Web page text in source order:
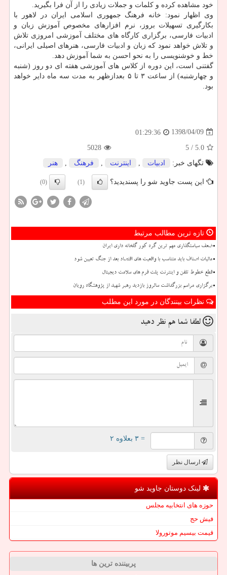
خود مشاهده كرده و كلمات و جملات زیادی را از آن فرا بگیرید.
وی اظهار نمود: خانه فرهنگ جمهوری اسلامی ایران در لاهور با
بكارگیری تسهیلات بروز، نرم افزارهای مخصوص آموزش زبان و
ادبیات فارسی، برگزاری كارگاه های مختلف آموزشی امروزی تلاش
و تلاش خواهد نمود كه زبان و ادبیات فارسی، هنرهای اصیلی ایرانی،
خط و خوشنویسی را به نحو احسن به شما آموزش دهد.
گفتنی است، این دوره از كلاس های آموزشی هفته ای دو روز (شنبه
و چهارشنبه) از ساعت ۳ تا ۵ بعدازظهر به مدت سه ماه دایر خواهد
بود.
1398/04/09
01:29:36
5.0
/ 5
5028
تگهای خبر:
ادبیات , اینترنت , فرهنگ , هنر
این پست جاوید شو را پسندیدید؟ (1)
(0)
تازه ترین مطالب مرتبط
ضعف سیاستگذاری مهم ترین گره کور گلخانه داری ایران
مالیات اصناف باید متناسب با واقعیت های اقتصاد بعد از جنگ تعیین شود
قطع خطوط تلفن و اینترنت پلت فرم های سلامت دیجیتال
برگزاری مراسم بزرگداشت سالروز بازدید رهبر شهید از پژوهشگاه رویان
نظرات بینندگان در مورد این مطلب
لطفا شما هم نظر دهید
= ۳ بعلاوه ۲
ارسال نظر
لینک دوستان جاوید شو
حوزه های انتخابیه مجلس
فیش حج
قیمت بیسیم موتورولا
پربیننده ترین ها